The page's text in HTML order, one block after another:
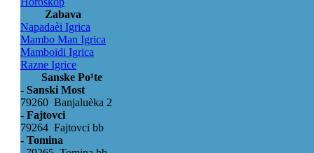
Zabava
Napadaèi Igrica
Mambo Man Igrica
Mamboidi Igrica
Razne Igrice
Sanske Po¹te
- Sanski Most
79260 Banjaluèka 2
- Fajtovci
79264 Fajtovci bb
- Tomina